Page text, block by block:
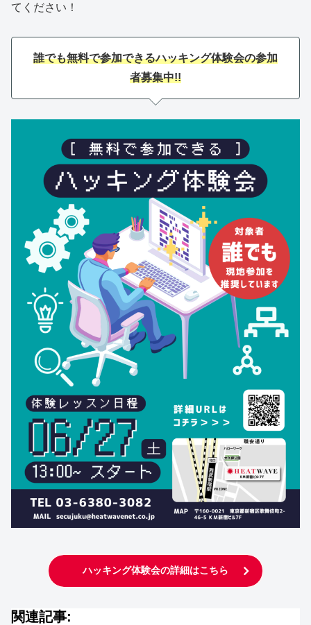
てください！
誰でも無料で参加できるハッキング体験会の参加
者募集中!!
ハッキング体験会の詳細はこちら
関連記事: